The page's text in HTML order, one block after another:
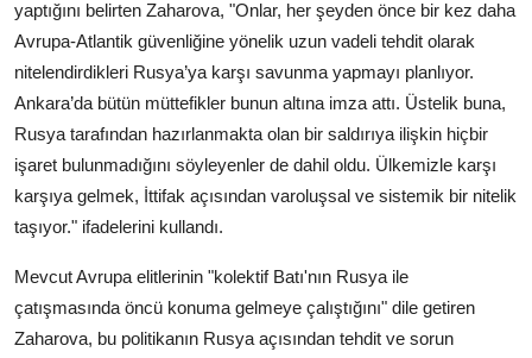
yaptığını belirten Zaharova, "Onlar, her şeyden önce bir kez daha
Avrupa-Atlantik güvenliğine yönelik uzun vadeli tehdit olarak
nitelendirdikleri Rusya’ya karşı savunma yapmayı planlıyor.
Ankara’da bütün müttefikler bunun altına imza attı. Üstelik buna,
Rusya tarafından hazırlanmakta olan bir saldırıya ilişkin hiçbir
işaret bulunmadığını söyleyenler de dahil oldu. Ülkemizle karşı
karşıya gelmek, İttifak açısından varoluşsal ve sistemik bir nitelik
taşıyor." ifadelerini kullandı.
Mevcut Avrupa elitlerinin "kolektif Batı'nın Rusya ile
çatışmasında öncü konuma gelmeye çalıştığını" dile getiren
Zaharova, bu politikanın Rusya açısından tehdit ve sorun